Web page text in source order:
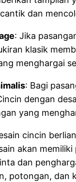
dan
: Jika
klasik
menghargai
: Bagi
dengan
yang
cincin
akan
dan
potongan, dan